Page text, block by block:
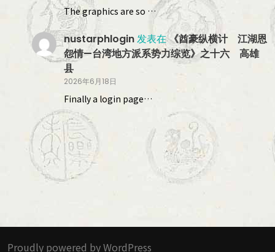
The graphics are so …
nustarphlogin发表在《酋豪纵横计 江湖恩
怨情—台湾地方派系势力综览》之十六 高雄
县
2026年6月18日
Finally a login page…
Proudly powered by WordPress